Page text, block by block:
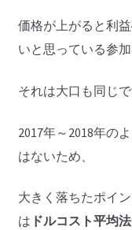
価格が上がると利
いと思っている参加
それは大口も同じで
2017年～2018年の
はないため、
大きく落ちたポイ
は ドルコスト平均法